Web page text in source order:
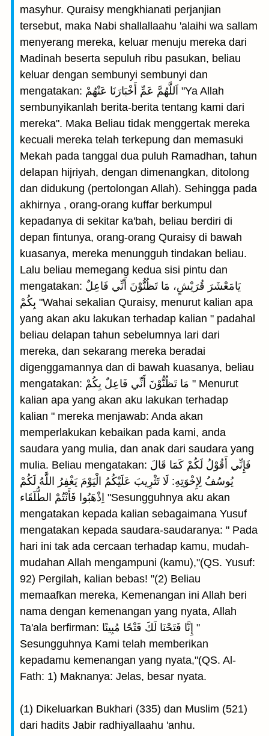
masyhur. Quraisy mengkhianati perjanjian
tersebut, maka Nabi shallallaahu 'alaihi wa sallam
menyerang mereka, keluar menuju mereka dari
Madinah beserta sepuluh ribu pasukan, beliau
keluar dengan sembunyi sembunyi dan
mengatakan: اَللَّهُمَّ عَمِّ أَخْبَارَنَا عَنْهُمْ "Ya Allah
sembunyikanlah berita-berita tentang kami dari
mereka". Maka Beliau tidak menggertak mereka
kecuali mereka telah terkepung dan memasuki
Mekah pada tanggal dua puluh Ramadhan, tahun
delapan hijriyah, dengan dimenangkan, ditolong
dan didukung (pertolongan Allah). Sehingga pada
akhirnya , orang-orang kuffar berkumpul
kepadanya di sekitar ka'bah, beliau berdiri di
depan fintunya, orang-orang Quraisy di bawah
kuasanya, mereka menungguh tindakan beliau.
Lalu beliau memegang kedua sisi pintu dan
mengatakan: يَامَعْشَرَ قُرَيْشٍ، مَا تَظُنُّوْنَ أَنِّي فَاعِلٌ
بِكُمْ "Wahai sekalian Quraisy, menurut kalian apa
yang akan aku lakukan terhadap kalian " padahal
beliau delapan tahun sebelumnya lari dari
mereka, dan sekarang mereka beradai
digenggamannya dan di bawah kuasanya, beliau
mengatakan: مَا تَظُنُّوْنَ أَنِّي فَاعِلٌ بِكُمْ " Menurut
kalian apa yang akan aku lakukan terhadap
kalian " mereka menjawab: Anda akan
memperlakukan kebaikan pada kami, anda
saudara yang mulia, dan anak dari saudara yang
mulia. Beliau mengatakan: فَإِنِّي أَقُوْلُ لَكُمْ كَمَا قَالَ
يُوسُفُ لِإِخْوَتِهِ: لَا تَثْرِيبَ عَلَيْكُمُ الْيَوْمَ يَغْفِرُ اللَّهُ لَكُمْ
اِذْهَبُوا فَأَنْتُمْ الطُّلَقَاء "Sesungguhnya aku akan
mengatakan kepada kalian sebagaimana Yusuf
mengatakan kepada saudara-saudaranya: " Pada
hari ini tak ada cercaan terhadap kamu, mudah-
mudahan Allah mengampuni (kamu),"(QS. Yusuf:
92) Pergilah, kalian bebas! "(2) Beliau
memaafkan mereka, Kemenangan ini Allah beri
nama dengan kemenangan yang nyata, Allah
Ta'ala berfirman: إِنَّا فَتَحْنَا لَكَ فَتْحًا مُبِينًا "
Sesungguhnya Kami telah memberikan
kepadamu kemenangan yang nyata,"(QS. Al-
Fath: 1) Maknanya: Jelas, besar nyata.
(1) Dikeluarkan Bukhari (335) dan Muslim (521)
dari hadits Jabir radhiyallaahu 'anhu.